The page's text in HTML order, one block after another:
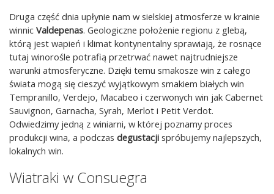
Druga część dnia upłynie nam w sielskiej atmosferze w krainie
winnic Valdepenas. Geologiczne położenie regionu z glebą,
którą jest wapień i klimat kontynentalny sprawiają, że rosnące
tutaj winorośle potrafią przetrwać nawet najtrudniejsze
warunki atmosferyczne. Dzięki temu smakosze win z całego
świata mogą się cieszyć wyjątkowym smakiem białych win
Tempranillo, Verdejo, Macabeo i czerwonych win jak Cabernet
Sauvignon, Garnacha, Syrah, Merlot i Petit Verdot.
Odwiedzimy jedną z winiarni, w której poznamy proces
produkcji wina, a podczas degustacji spróbujemy najlepszych,
lokalnych win.
Wiatraki w Consuegra